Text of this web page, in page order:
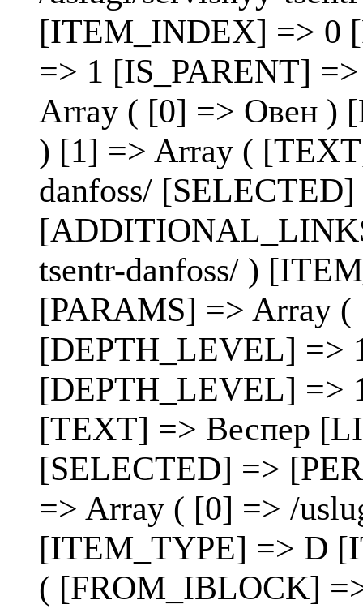
[ITEM_INDEX] => 0
=> 1 [IS_PARENT]
Array ( [0] => Овен )
) [1] => Array (
danfoss/
tsentr-danfoss/ )
[PARAMS] => Array
[DEPTH_LEVEL] =>
[DEPTH_LEVEL] =>
[TEXT] => Веспер
[SELECTED] =>
=> Array ( [0] => /
[ITEM_TYPE] => D
( [FROM_IBLOCK]